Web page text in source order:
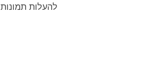
להעלות תמונות